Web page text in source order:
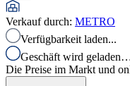
Verkauf durch: METRO
Verfügbarkeit laden...
Geschäft wird
Die Preise im Markt und